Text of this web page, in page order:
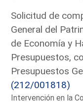
Solicitud de
General del
de Economía y
Presupuestos,
Presupuestos
(212/001818)
Intervención en la